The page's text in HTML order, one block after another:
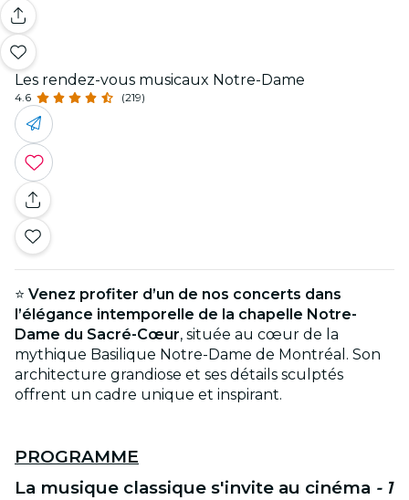
Les rendez-vous musicaux Notre-Dame
4.6 (219)
⭐ Venez profiter d’un de nos concerts dans
l’élégance intemporelle de la chapelle Notre-
Dame du Sacré-Cœur, située au cœur de la
mythique Basilique Notre-Dame de Montréal. Son
architecture grandiose et ses détails sculptés
offrent un cadre unique et inspirant.
PROGRAMME
La musique classique s'invite au cinéma - 1